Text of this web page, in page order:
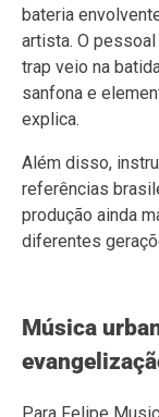
bateria
artista. O
trap veio na
sanfona e
explica.
Além disso,
referências
produção ainda
diferentes
Música